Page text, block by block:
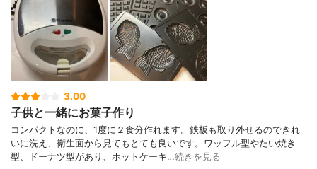
3.00
子供と一緒にお菓子作り
コンパクトなのに、1度に２食分作れます。鉄板も取り外せるのできれ
いに洗え、衛生面から見てもとても良いです。ワッフル型やたい焼き
型、ドーナツ型があり、ホットケーキ…続きを見る